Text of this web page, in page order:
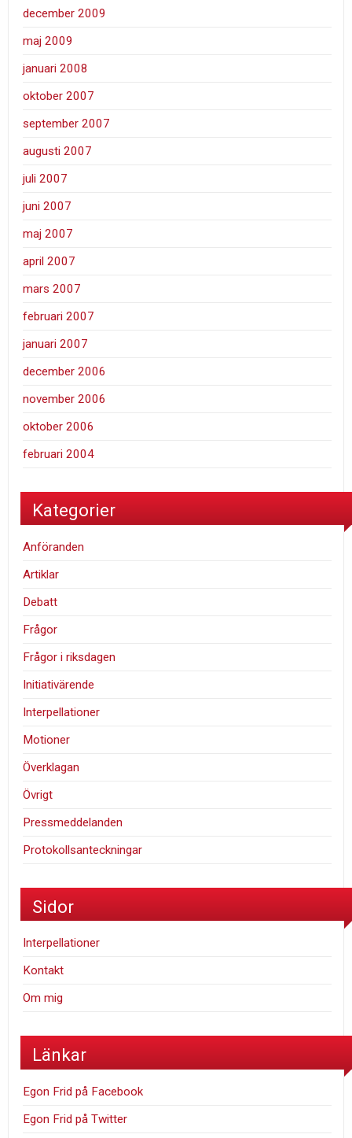
december 2009
maj 2009
januari 2008
oktober 2007
september 2007
augusti 2007
juli 2007
juni 2007
maj 2007
april 2007
mars 2007
februari 2007
januari 2007
december 2006
november 2006
oktober 2006
februari 2004
Kategorier
Anföranden
Artiklar
Debatt
Frågor
Frågor i riksdagen
Initiativärende
Interpellationer
Motioner
Överklagan
Övrigt
Pressmeddelanden
Protokollsanteckningar
Sidor
Interpellationer
Kontakt
Om mig
Länkar
Egon Frid på Facebook
Egon Frid på Twitter